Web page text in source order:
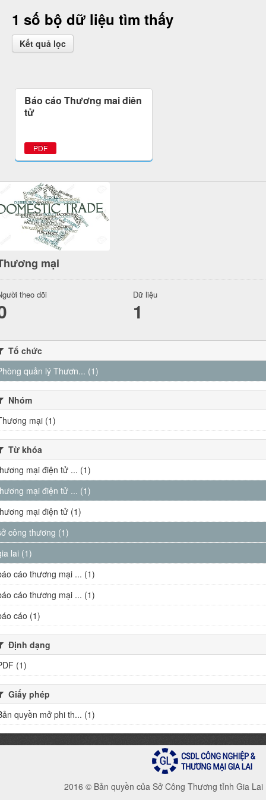
1 số bộ dữ liệu tìm thấy
Kết quả lọc
Báo cáo Thương mại điện
tử
PDF
mại
theo dõi Dữ liệu
1
Tổ chức
quản lý Thươn... (1)
Nhóm
mại (1)
Từ khóa
mại điện tử ... (1)
mại điện tử ... (1)
mại điện tử (1)
công thương (1)
lai (1)
cáo thương mại ... (1)
cáo thương mại ... (1)
cáo (1)
Định dạng
(1)
Giấy phép
quyền mở phi th... (1)
2016 © Bản quyền của Sở Công Thương tỉnh Gia Lai